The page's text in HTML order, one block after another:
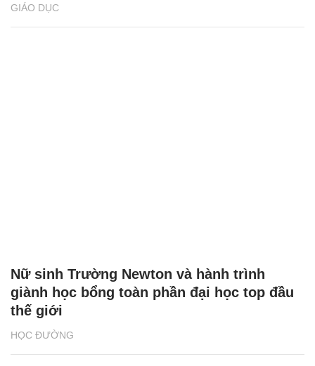
GIÁO DỤC
HỌC ĐƯỜNG
Nữ sinh Trường Newton và hành trình
giành học bổng toàn phần đại học top đầu
thế giới